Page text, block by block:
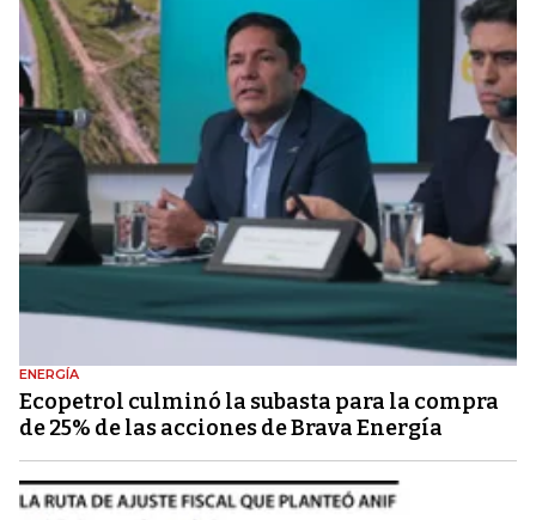
ENERGÍA
Ecopetrol culminó la subasta para la compra
de 25% de las acciones de Brava Energía